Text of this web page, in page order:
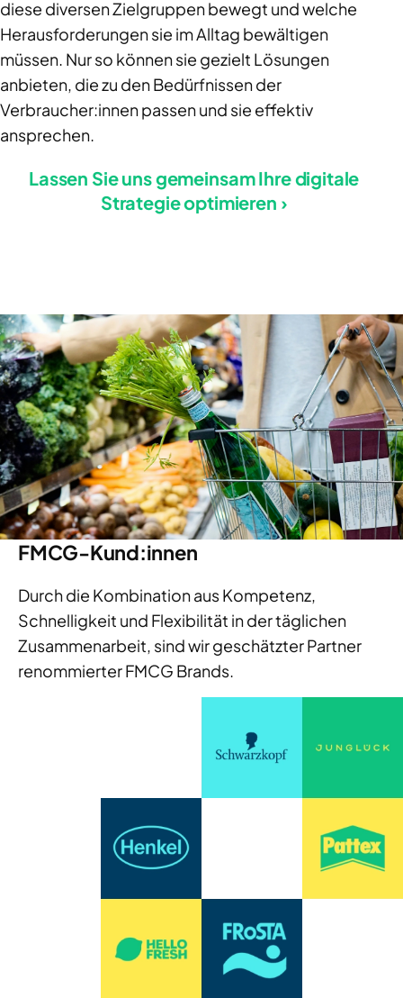
diese diversen Zielgruppen bewegt und welche
Herausforderungen sie im Alltag bewältigen
müssen. Nur so können sie gezielt Lösungen
anbieten, die zu den Bedürfnissen der
Verbraucher:innen passen und sie effektiv
ansprechen.
Lassen Sie uns gemeinsam Ihre digitale
Strategie optimieren ›
FMCG-Kund:innen
Durch die Kombination aus Kompetenz,
Schnelligkeit und Flexibilität in der täglichen
Zusammenarbeit, sind wir geschätzter Partner
renommierter FMCG Brands.